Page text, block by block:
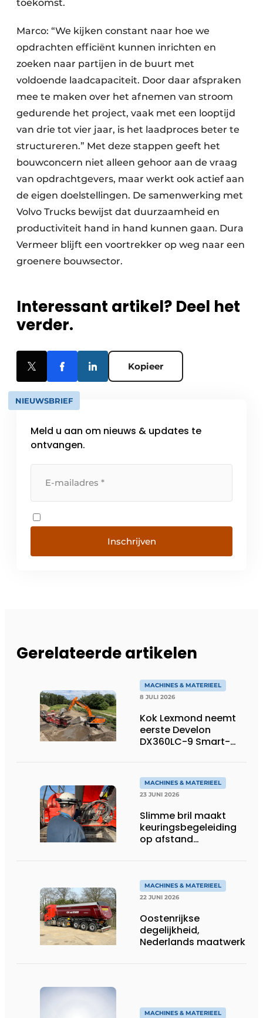
toekomst.
Marco: “We kijken constant naar hoe we
opdrachten efficiënt kunnen inrichten en
zoeken naar partijen in de buurt met
voldoende laadcapaciteit. Door daar afspraken
mee te maken over het afnemen van stroom
gedurende het project, vaak met een looptijd
van drie tot vier jaar, is het laadproces beter te
structureren.” Met deze stappen geeft het
bouwconcern niet alleen gehoor aan de vraag
van opdrachtgevers, maar werkt ook actief aan
de eigen doelstellingen. De samenwerking met
Volvo Trucks bewijst dat duurzaamheid en
productiviteit hand in hand kunnen gaan. Dura
Vermeer blijft een voortrekker op weg naar een
groenere bouwsector.
Interessant artikel? Deel het
verder.
Kopieer
NIEUWSBRIEF
Meld u aan om nieuws & updates te
ontvangen.
Inschrijven
Gerelateerde artikelen
MACHINES & MATERIEEL
8 JULI 2026
Kok Lexmond neemt
eerste Develon
DX360LC-9 Smart-
MACHINES & MATERIEEL
23 JUNI 2026
Slimme bril maakt
keuringsbegeleiding
op afstand
MACHINES & MATERIEEL
22 JUNI 2026
Oostenrijkse
degelijkheid,
Nederlands maatwerk
MACHINES & MATERIEEL